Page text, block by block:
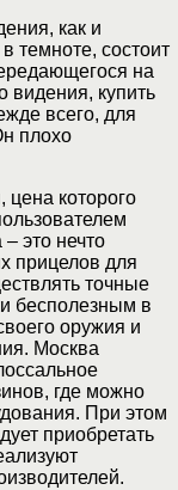
как и
темноте, состоит
на
видения, купить
всего, для
плохо
которого
это нечто
прицелов для
точные
бесполезным в
оружия и
Москва
где можно
При этом
приобретать